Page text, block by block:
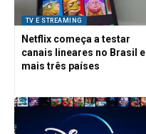
TV E STREAMING
Netflix começa a testar
canais lineares no Brasil e
mais três países